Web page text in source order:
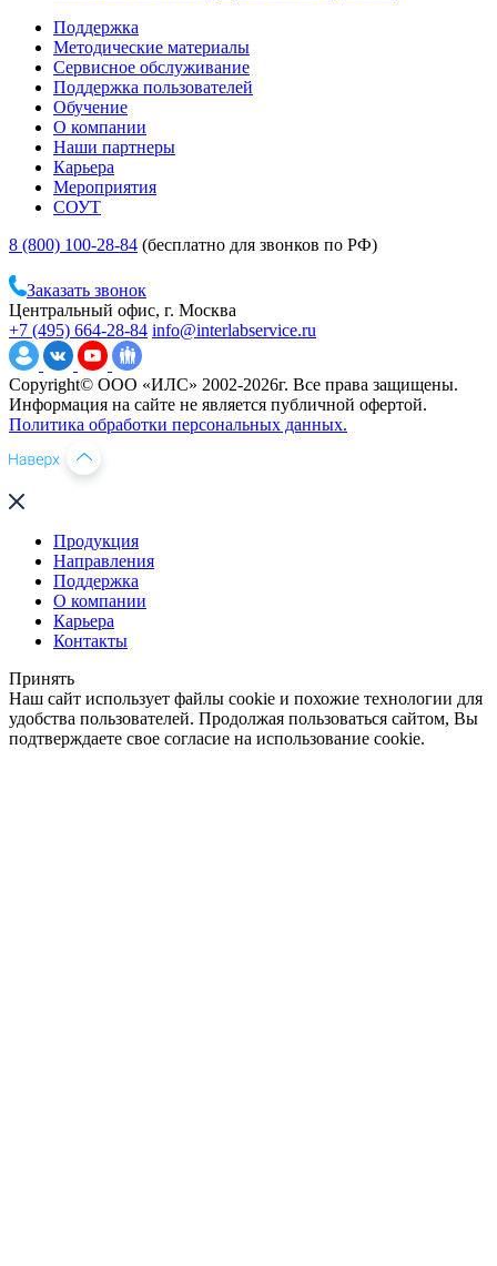
Поддержка
Методические материалы
Сервисное обслуживание
Поддержка пользователей
Обучение
О компании
Наши партнеры
Карьера
Мероприятия
СОУТ
8 (800) 100-28-84 (бесплатно для звонков по РФ)
Заказать звонок
Центральный офис, г. Москва
+7 (495) 664-28-84 info@interlabservice.ru
Copyright© ООО «ИЛС» 2002-2026г. Все права защищены.
Информация на сайте не является публичной офертой.
Политика обработки персональных данных.
Продукция
Направления
Поддержка
О компании
Карьера
Контакты
Принять
Наш сайт использует файлы cookie и похожие технологии для
удобства пользователей. Продолжая пользоваться сайтом, Вы
подтверждаете свое согласие на использование cookie.